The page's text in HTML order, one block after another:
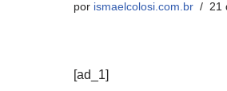
por ismaelcolosi.com.br 21
[ad_1]